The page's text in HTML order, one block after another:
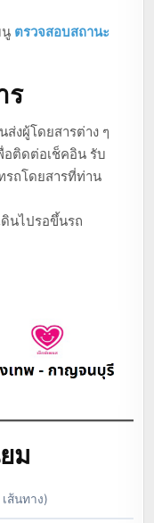
นู ตรวจสอบสถานะ
ร
งผู้โดยสารต่าง ๆ
อติดต่อเช็คอิน รับ
รถโดยสารที่ท่าน
ดินไปรอขึ้นรถ
ม
เส้นทาง)